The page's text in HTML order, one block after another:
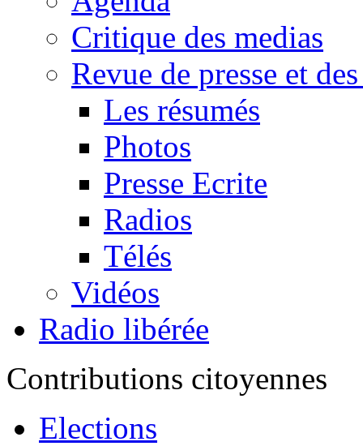
Critique des medias
Revue de presse et
Les résumés
Photos
Presse Ecrite
Radios
Télés
Vidéos
Radio libérée
Contributions citoyennes
Elections